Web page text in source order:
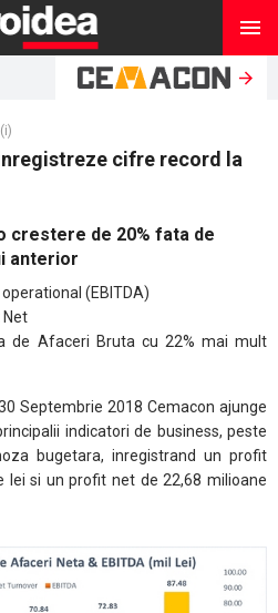
cifre record la
crestere de 20% fata de
anterior
(EBITDA)
Net
de Afaceri Bruta cu 22% mai mult
Septembrie 2018 Cemacon ajunge
indicatori de business, peste
bugetara, inregistrand un profit
lei si un profit net de 22,68 milioane